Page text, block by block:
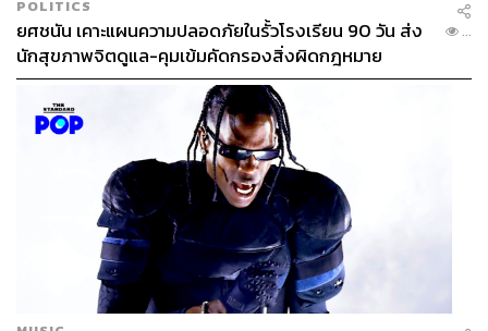
POLITICS
ยศชนัน เคาะแผนความปลอดภัยในรั้วโรงเรียน 90 วัน ส่ง
นักสุขภาพจิตดูแล-คุมเข้มคัดกรองสิ่งผิดกฎหมาย
...